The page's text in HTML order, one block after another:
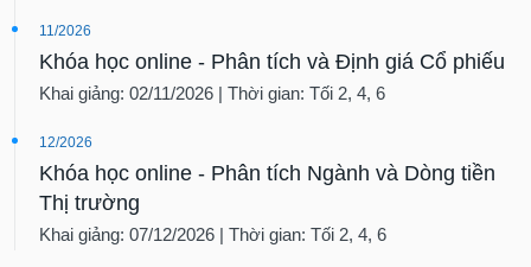
11/2026
Khóa học online - Phân tích và Định giá Cổ phiếu
Khai giảng: 02/11/2026 | Thời gian: Tối 2, 4, 6
12/2026
Khóa học online - Phân tích Ngành và Dòng tiền
Thị trường
Khai giảng: 07/12/2026 | Thời gian: Tối 2, 4, 6